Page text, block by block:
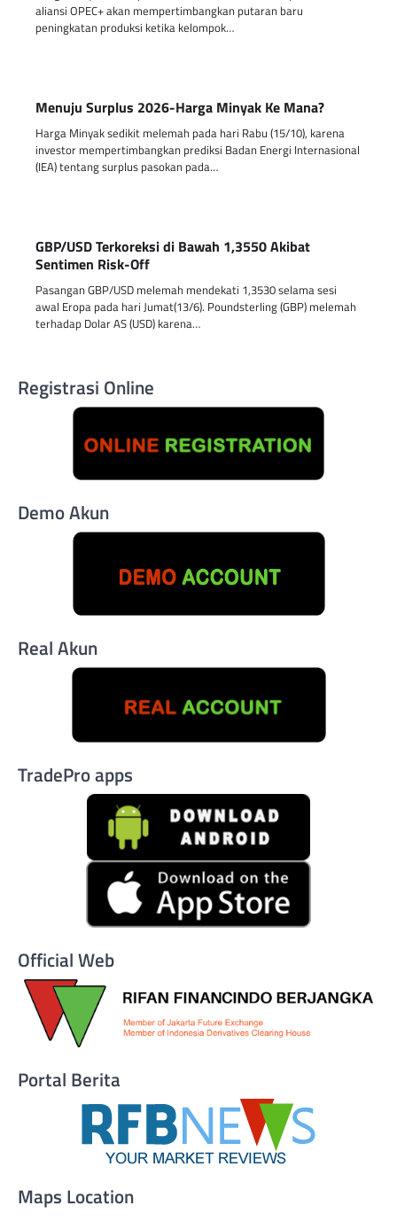
aliansi OPEC+ akan mempertimbangkan putaran baru
peningkatan produksi ketika kelompok…
Menuju Surplus 2026-Harga Minyak Ke Mana?
Harga Minyak sedikit melemah pada hari Rabu (15/10), karena
investor mempertimbangkan prediksi Badan Energi Internasional
(IEA) tentang surplus pasokan pada…
GBP/USD Terkoreksi di Bawah 1,3550 Akibat
Sentimen Risk-Off
Pasangan GBP/USD melemah mendekati 1,3530 selama sesi
awal Eropa pada hari Jumat(13/6). Poundsterling (GBP) melemah
terhadap Dolar AS (USD) karena…
Registrasi Online
Demo Akun
Real Akun
TradePro apps
Official Web
Portal Berita
Maps Location